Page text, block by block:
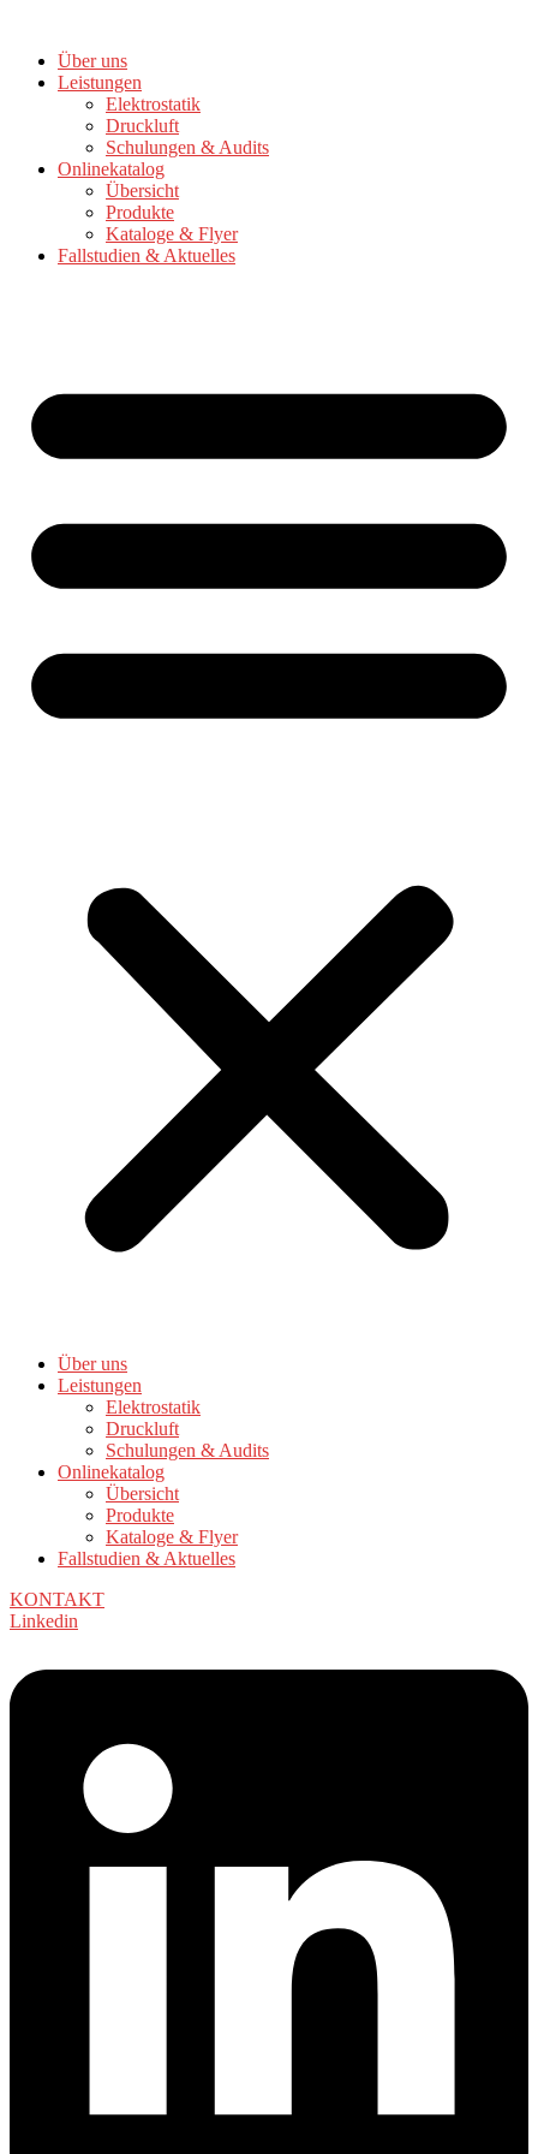
springenÜber uns
Leistungen
Elektrostatik
Druckluft
Schulungen & Audits
Onlinekatalog
Übersicht
Produkte
Kataloge & Flyer
Fallstudien & Aktuelles
Über uns
Leistungen
Elektrostatik
Druckluft
Schulungen & Audits
Onlinekatalog
Übersicht
Produkte
Kataloge & Flyer
Fallstudien & Aktuelles
KONTAKT
Linkedin